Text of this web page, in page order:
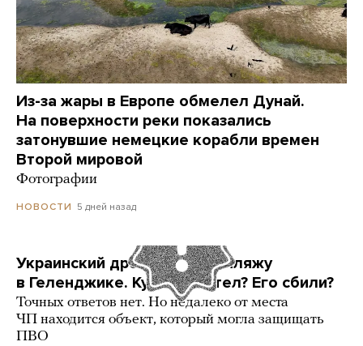
Из-за жары в Европе обмелел Дунай.
На поверхности реки показались
затонувшие немецкие корабли времен
Второй мировой
Фотографии
НОВОСТИ 5 дней назад
Украинский дрон попал по пляжу
в Геленджике. Куда он летел? Его сбили?
Точных ответов нет. Но недалеко от места
ЧП находится объект, который могла защищать
ПВО